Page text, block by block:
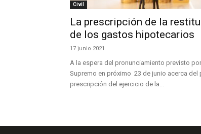
Civil
La prescripción de la
de los gastos hipotecarios
17 junio 2021
A la espera del pronunciamiento previsto por
Supremo en próximo 23 de junio acerca del
prescripción del ejercicio de la...